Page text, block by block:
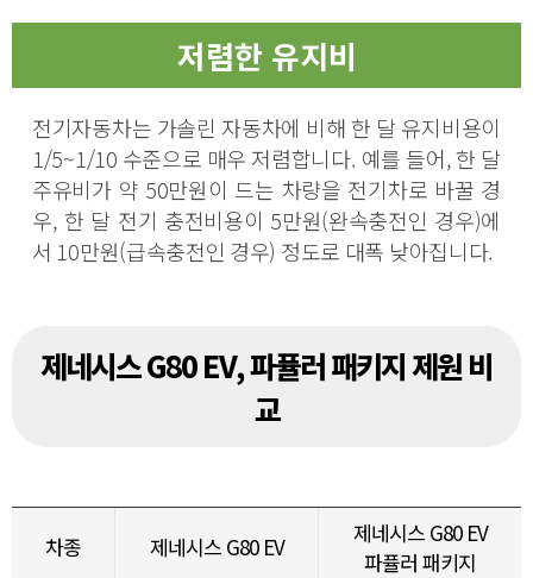
저렴한 유지비
전기자동차는 가솔린 자동차에 비해 한 달 유지비용이
1/5~1/10 수준으로 매우 저렴합니다. 예를 들어, 한 달
주유비가 약 50만원이 드는 차량을 전기차로 바꿀 경
우, 한 달 전기 충전비용이 5만원(완속충전인 경우)에
서 10만원(급속충전인 경우) 정도로 대폭 낮아집니다.
제네시스 G80 EV, 파퓰러 패키지 제원 비
교
차종 제네시스 G80 EV
제네시스 G80 EV
파퓰러 패키지